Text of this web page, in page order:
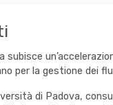
subisce
per la gestione dei
di Padova,